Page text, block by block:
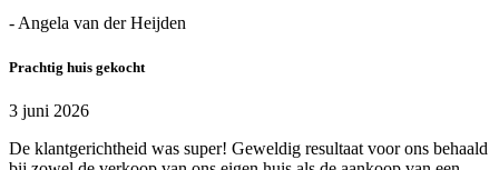
- Angela van der Heijden
Prachtig huis gekocht
3 juni 2026
De klantgerichtheid was super! Geweldig resultaat voor ons behaald